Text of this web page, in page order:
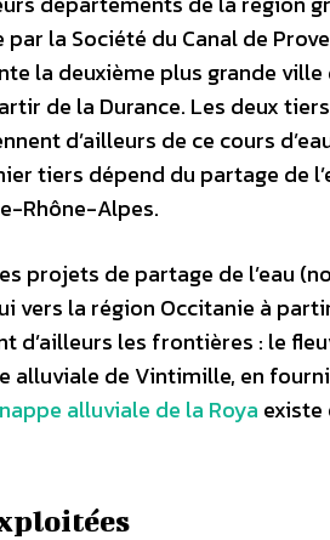
la Société du Canal de
la deuxième plus grande ville
de la Durance. Les deux
d’ailleurs de ce cours
tiers dépend du partage de
Rhône-Alpes.
projets de partage de l’eau
vers la région Occitanie à
d’ailleurs les frontières : le
alluviale de Vintimille, en
alluviale de la Roya existe